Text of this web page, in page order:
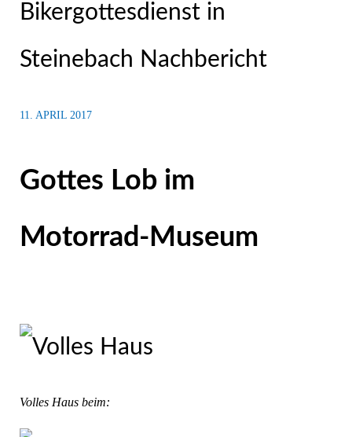
Bikergottesdienst in
Steinebach Nachbericht
11. APRIL 2017
Gottes Lob im
Motorrad-Museum
Volles Haus beim: